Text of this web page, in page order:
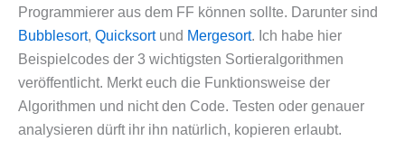
Programmierer aus dem FF können sollte. Darunter sind
Bubblesort, Quicksort und Mergesort. Ich habe hier
Beispielcodes der 3 wichtigsten Sortieralgorithmen
veröffentlicht. Merkt euch die Funktionsweise der
Algorithmen und nicht den Code. Testen oder genauer
analysieren dürft ihr ihn natürlich, kopieren erlaubt.